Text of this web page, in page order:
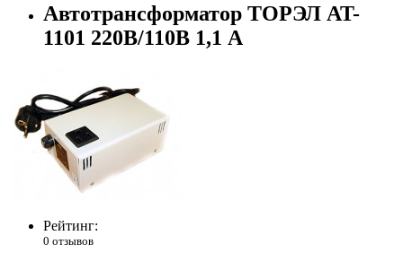
Автотрансформатор ТОРЭЛ AT-
1101 220В/110В 1,1 А
Рейтинг:
0 отзывов